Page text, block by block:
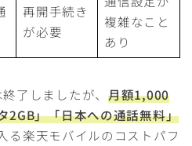
再開手続き
が必要
複雑なこと
あり
了しましたが、 月額1,000
2GB」「日本への通話無料」
る楽天モバイルのコストパフ